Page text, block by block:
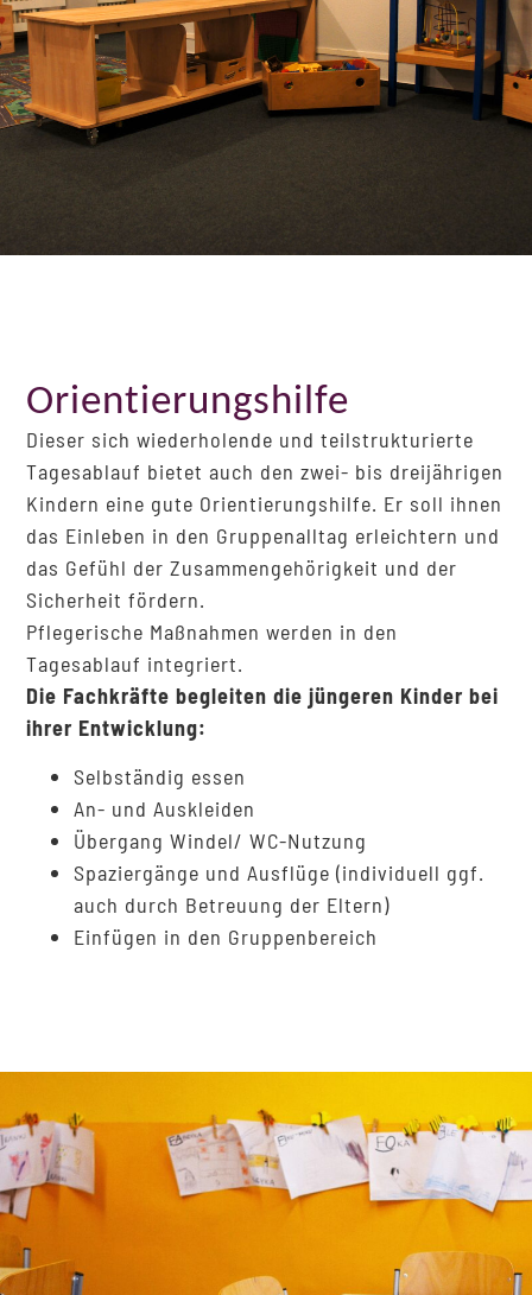
Orientierungshilfe
Dieser sich wiederholende und teilstrukturierte
Tagesablauf bietet auch den zwei- bis dreijährigen
Kindern eine gute Orientierungshilfe. Er soll ihnen
das Einleben in den Gruppenalltag erleichtern und
das Gefühl der Zusammengehörigkeit und der
Sicherheit fördern.
Pflegerische Maßnahmen werden in den
Tagesablauf integriert.
Die Fachkräfte begleiten die jüngeren Kinder bei
ihrer Entwicklung:
Selbständig essen
An- und Auskleiden
Übergang Windel/ WC-Nutzung
Spaziergänge und Ausflüge (individuell ggf.
auch durch Betreuung der Eltern)
Einfügen in den Gruppenbereich